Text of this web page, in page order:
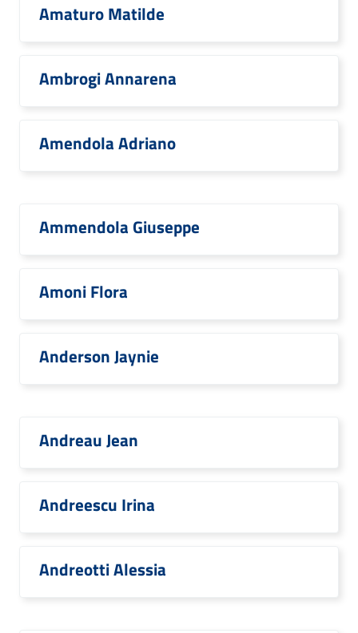
Amaturo Matilde
Ambrogi Annarena
Amendola Adriano
Ammendola Giuseppe
Amoni Flora
Anderson Jaynie
Andreau Jean
Andreescu Irina
Andreotti Alessia